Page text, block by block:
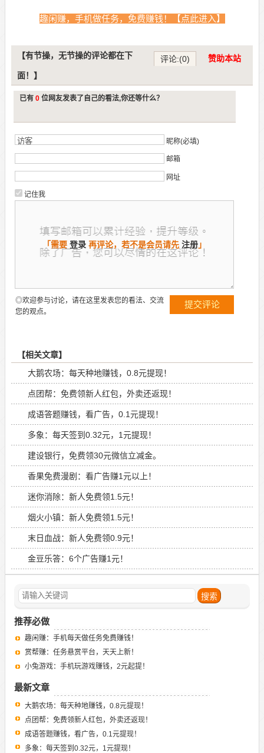
趣闲赚，手机做任务，免费赚钱！【点此进入】
评论:(0) 赞助本站
【有节操，无节操的评论都在下
面！】
已有0 位网友发表了自己的看法,你还等什么？
昵称(必填)
邮箱
网址
记住我
◎欢迎参与讨论，请在这里发表您的看法、交流
您的观点。
【相关文章】
大鹅农场：每天种地赚钱，0.8元提现！
点团帮：免费领新人红包，外卖还返现！
成语答题赚钱，看广告，0.1元提现！
多象：每天签到0.32元，1元提现！
建设银行，免费领30元微信立减金。
香果免费漫剧：看广告赚1元以上！
迷你消除：新人免费领1.5元！
烟火小镇：新人免费领1.5元！
末日血战：新人免费领0.9元！
金豆乐答：6个广告赚1元！
推荐必做
趣闲赚：手机每天做任务免费赚钱！
赏帮赚：任务悬赏平台，天天上新！
小兔游戏：手机玩游戏赚钱，2元起提！
最新文章
大鹅农场：每天种地赚钱，0.8元提现！
点团帮：免费领新人红包，外卖还返现！
成语答题赚钱，看广告，0.1元提现！
多象：每天签到0.32元，1元提现！
「需要 登录 再评论，若不是会员请先 注册」